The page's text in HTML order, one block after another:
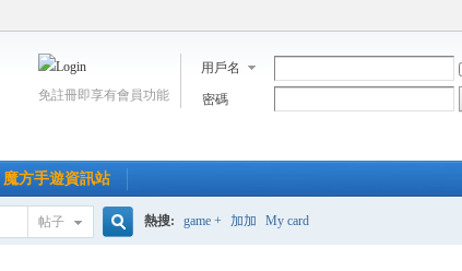
用戶名
密碼
免註冊即享有會員功能
魔方手遊資訊站
帖子 熱搜: game + 加加 My card